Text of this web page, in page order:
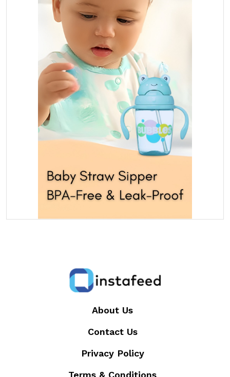
About Us
Contact Us
Privacy Policy
Terms & Conditions